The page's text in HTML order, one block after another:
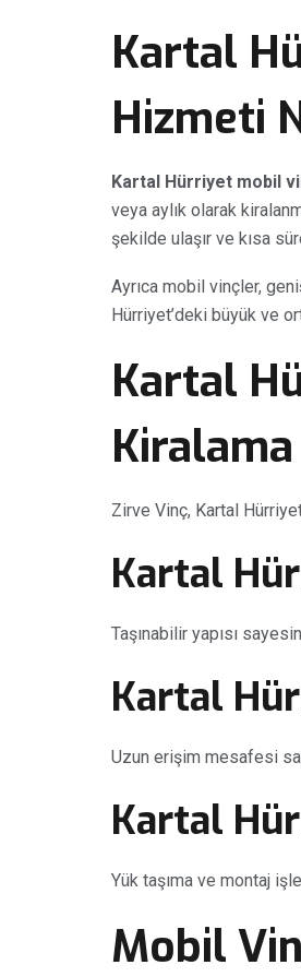
Kartal
Hizmeti
Kartal Hürriyet mobil
veya aylık olarak
şekilde ulaşır ve kısa
Ayrıca mobil vinçler,
Hürriyet’deki büyük ve
Kartal
Zirve Vinç, Kartal
Kartal
Taşınabilir yapısı
Kartal
Uzun erişim mesafesi
Kartal
Yük taşıma ve montaj
Mobil